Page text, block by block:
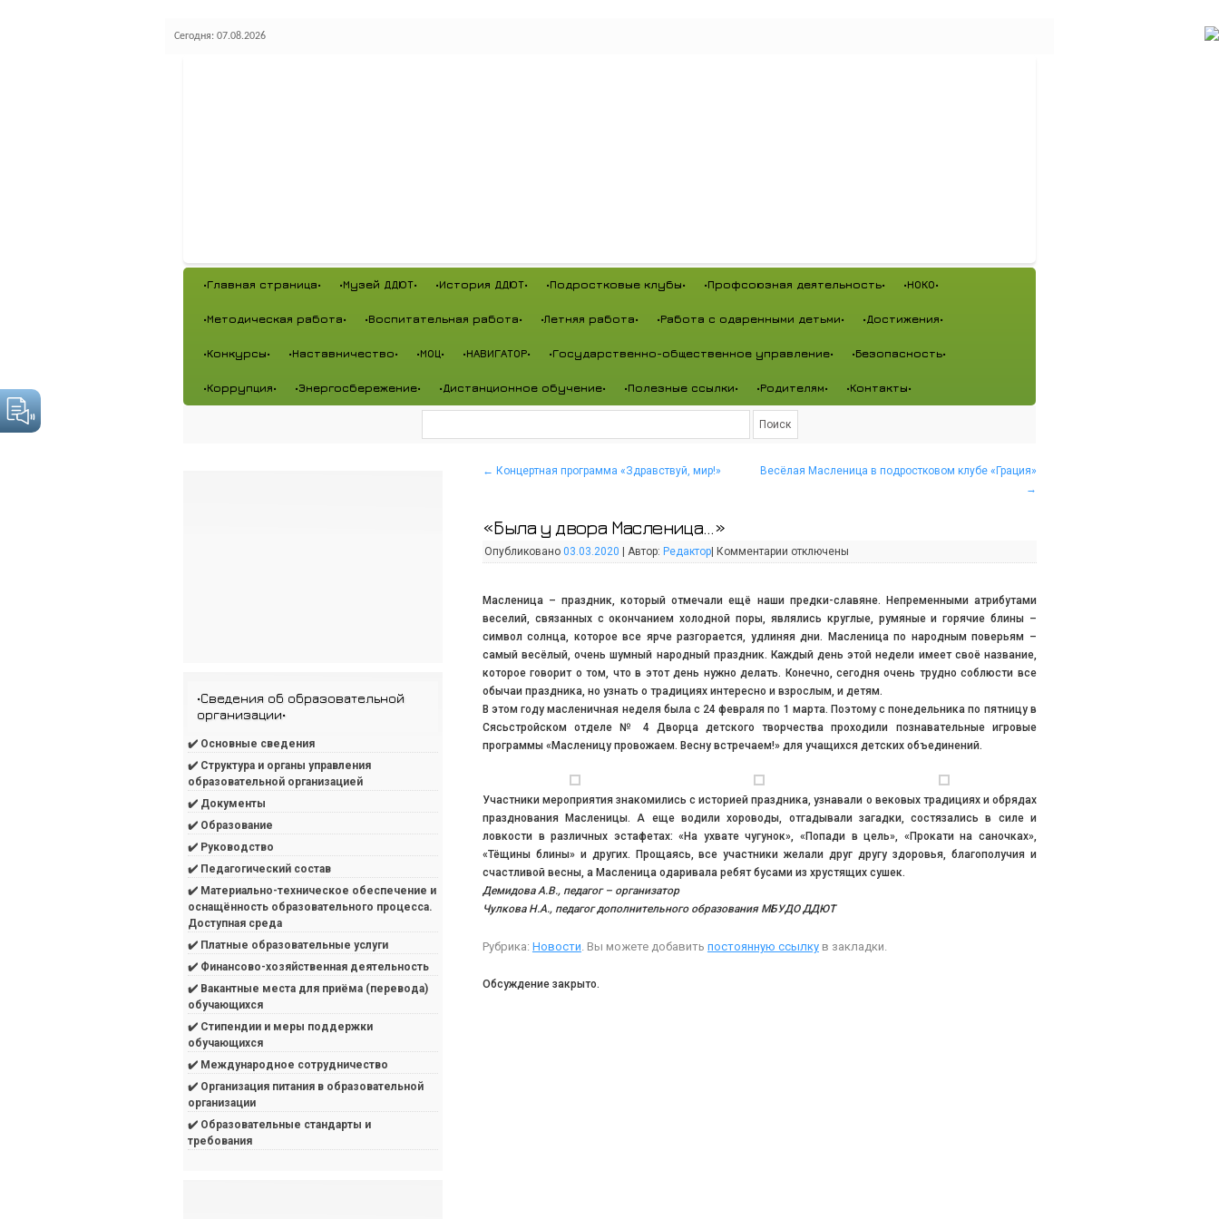
Сегодня: 07.08.2026
•Главная страница• •Музей ДДЮТ• •История ДДЮТ• •Подростковые клубы• •Профсоюзная деятельность• •НОКО•
•Методическая работа• •Воспитательная работа• •Летняя работа• •Работа с одаренными детьми• •Достижения•
•Конкурсы• •Наставничество• •МОЦ• •НАВИГАТОР• •Государственно-общественное управление• •Безопасность•
•Коррупция• •Энергосбережение• •Дистанционное обучение• •Полезные ссылки• •Родителям• •Контакты•
← Концертная программа «Здравствуй, мир!»
Весёлая Масленица в подростковом клубе «Грация»
→
«Была у двора Масленица…»
Опубликовано 03.03.2020 Автор: Редактор| Комментарии отключены
Масленица – праздник, который отмечали ещё наши предки-славяне. Непременными атрибутами
веселий, связанных с окончанием холодной поры, являлись круглые, румяные и горячие блины –
символ солнца, которое все ярче разгорается, удлиняя дни. Масленица по народным поверьям –
самый весёлый, очень шумный народный праздник. Каждый день этой недели имеет своё название,
которое говорит о том, что в этот день нужно делать. Конечно, сегодня очень трудно соблюсти все
обычаи праздника, но узнать о традициях интересно и взрослым, и детям.
В этом году масленичная неделя была с 24 февраля по 1 марта. Поэтому с понедельника по пятницу в
Сясьстройском отделе № 4 Дворца детского творчества проходили познавательные игровые
программы «Масленицу провожаем. Весну встречаем!» для учащихся детских объединений.
Участники мероприятия знакомились с историей праздника, узнавали о вековых традициях и обрядах
празднования Масленицы. А еще водили хороводы, отгадывали загадки, состязались в силе и
ловкости в различных эстафетах: «На ухвате чугунок», «Попади в цель», «Прокати на саночках»,
«Тёщины блины» и других. Прощаясь, все участники желали друг другу здоровья, благополучия и
счастливой весны, а Масленица одаривала ребят бусами из хрустящих сушек.
Демидова А.В., педагог – организатор
Чулкова Н.А., педагог дополнительного образования МБУДО ДДЮТ
Рубрика: Новости . Вы можете добавить постоянную ссылкув закладки.
Обсуждение закрыто.
•Сведения об образовательной
организации•
✔️ Основные сведения
✔️ Структура и органы управления
образовательной организацией
✔️ Документы
✔️ Образование
✔️ Руководство
✔️ Педагогический состав
✔️ Материально-техническое обеспечение и
оснащённость образовательного процесса.
Доступная среда
✔️ Платные образовательные услуги
✔️ Финансово-хозяйственная деятельность
✔️ Вакантные места для приёма (перевода)
обучающихся
✔️ Стипендии и меры поддержки
обучающихся
✔️ Международное сотрудничество
✔️ Организация питания в образовательной
организации
✔️ Образовательные стандарты и
требования